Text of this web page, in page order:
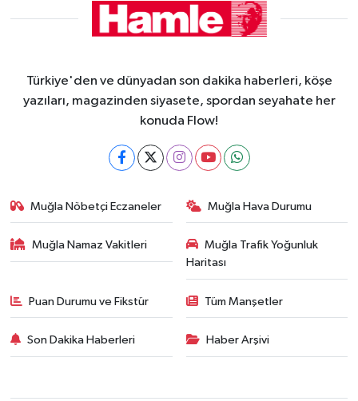
Türkiye'den ve dünyadan son dakika haberleri, köşe
yazıları, magazinden siyasete, spordan seyahate her
konuda Flow!
Muğla Nöbetçi Eczaneler Muğla Hava Durumu
Muğla Namaz Vakitleri
Muğla Trafik Yoğunluk
Haritası
Puan Durumu ve Fikstür Tüm Manşetler
Son Dakika Haberleri Haber Arşivi